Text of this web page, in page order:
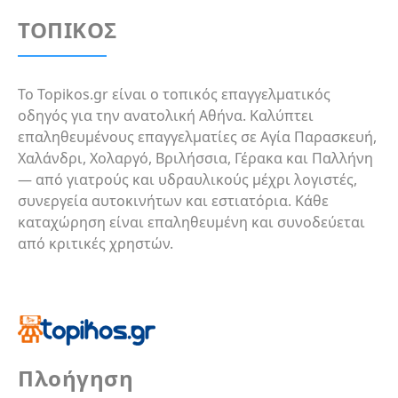
επαγγελματία απευθείας για προσφορά και
πληροφορίες την ίδια μέρα.
ΤΟΠΙΚΟΣ
Το Topikos.gr είναι ο τοπικός επαγγελματικός
οδηγός για την ανατολική Αθήνα. Καλύπτει
επαληθευμένους επαγγελματίες σε Αγία Παρασκευή,
Χαλάνδρι, Χολαργό, Βριλήσσια, Γέρακα και Παλλήνη
— από γιατρούς και υδραυλικούς μέχρι λογιστές,
συνεργεία αυτοκινήτων και εστιατόρια. Κάθε
καταχώρηση είναι επαληθευμένη και συνοδεύεται
από κριτικές χρηστών.
Πλοήγηση